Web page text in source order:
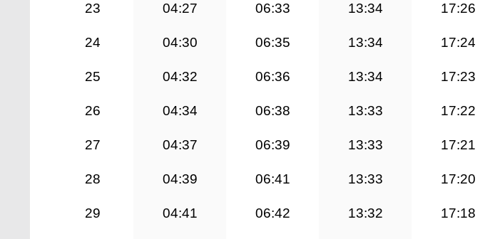
23 04:27 06:33 13:34 17:26
24 04:30 06:35 13:34 17:24
25 04:32 06:36 13:34 17:23
26 04:34 06:38 13:33 17:22
27 04:37 06:39 13:33 17:21
28 04:39 06:41 13:33 17:20
29 04:41 06:42 13:32 17:18